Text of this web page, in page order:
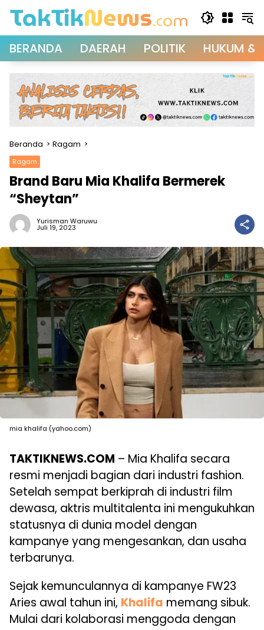
BERANDA DAERAH POLITIK HUKUM &
Beranda Ragam
Ragam
Brand Baru Mia Khalifa Bermerek
“Sheytan”
Yurisman Waruwu
Juli 19, 2023
mia khalifa (yahoo.com)
TAKTIKNEWS.COM – Mia Khalifa secara
resmi menjadi bagian dari industri fashion.
Setelah sempat berkiprah di industri film
dewasa, aktris multitalenta ini mengukuhkan
statusnya di dunia model dengan
kampanye yang mengesankan, dan usaha
terbarunya.
Sejak kemunculannya di kampanye FW23
Aries awal tahun ini, Khalifa memang sibuk.
Mulai dari kolaborasi menggoda dengan